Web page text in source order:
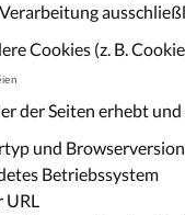
Cookies (z. B.
der Seiten erhebt
und Browserversion
Betriebssystem
URL